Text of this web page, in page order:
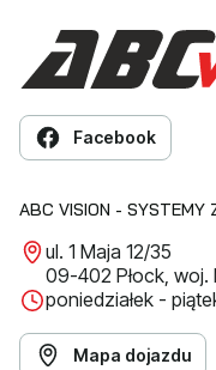
Facebook
ABC VISION - SYSTEMY
ul. 1 Maja 12/35
09-402 Płock,
poniedziałek -
Mapa dojazdu